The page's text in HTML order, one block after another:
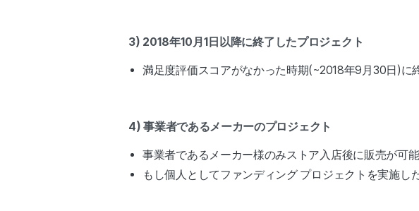
3) 2018年10月1日以降に終了したプロジェクト
満足度評価スコアがなかった時期(~2018年9月30日)に
4) 事業者であるメーカーのプロジェクト
事業者であるメーカー様のみストア入店後に販売が可能
もし個人としてファンディング プロジェクトを実施し